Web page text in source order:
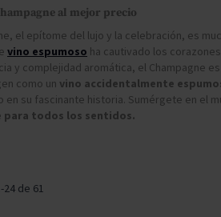
French Bloom
al mejor precio
el epítome del lujo y la celebración, es
vino espumoso ha cautivado los
y complejidad aromática, el Champagne
como un vino accidentalmente
en su fascinante historia. Sumérgete en el
para todos los sentidos.
-24 de 61